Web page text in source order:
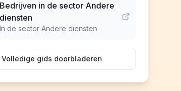
Bedrijven in de sector Andere
diensten
In de sector Andere diensten
Volledige gids doorbladeren